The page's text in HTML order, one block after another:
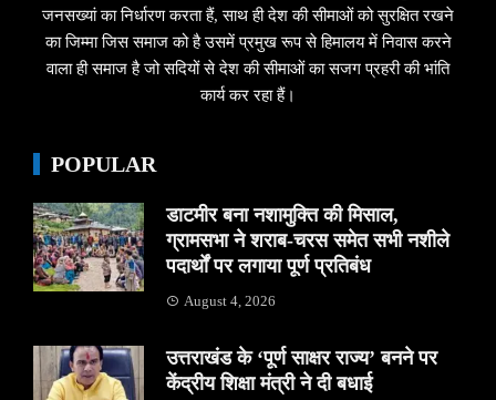
जनसख्यां का निर्धारण करता हैं, साथ ही देश की सीमाओं को सुरक्षित रखने
का जिम्मा जिस समाज को है उसमें प्रमुख रूप से हिमालय में निवास करने
वाला ही समाज है जो सदियों से देश की सीमाओं का सजग प्रहरी की भांति
कार्य कर रहा हैं।
POPULAR
डाटमीर बना नशामुक्ति की मिसाल,
ग्रामसभा ने शराब-चरस समेत सभी नशीले
पदार्थों पर लगाया पूर्ण प्रतिबंध
August 4, 2026
उत्तराखंड के ‘पूर्ण साक्षर राज्य’ बनने पर
केंद्रीय शिक्षा मंत्री ने दी बधाई